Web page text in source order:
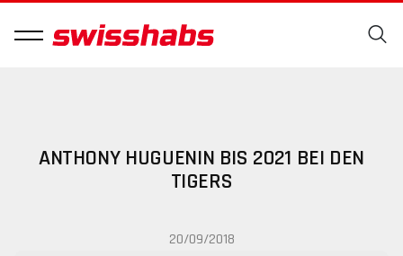
ANTHONY HUGUENIN BIS 2021 BEI DEN
TIGERS
20/09/2018